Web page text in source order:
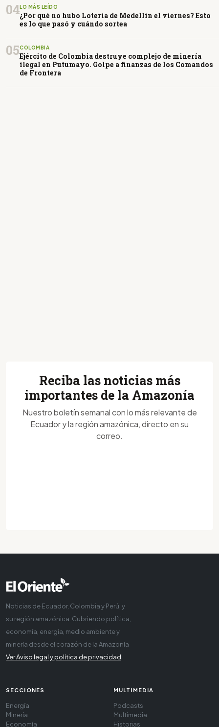
04LO MÁS LEÍDO
¿Por qué no hubo Lotería de Medellín el viernes? Esto
es lo que pasó y cuándo sortea
05COLOMBIA
Ejército de Colombia destruye complejo de minería
ilegal en Putumayo. Golpe a finanzas de los Comandos
de Frontera
Reciba las noticias más
importantes de la Amazonía
Nuestro boletín semanal con lo más relevante de
Ecuador y la región amazónica, directo en su
correo.
Noticias de Ecuador, Colombia y Perú, y
su región amazónica. Cubriendo política,
economía, energía, medio ambiente y
minería desde el corazón de la Amazonía
Ver Aviso legal y política de privacidad
SECCIONES
Energía
Minería
Economía
MULTIMEDIA
Podcasts
Multimedia
Historias